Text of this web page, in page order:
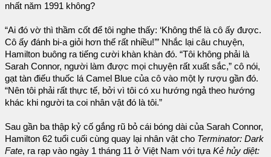
nhất năm 1991 không?
“Ai đó vờ thì thầm cốt để tôi nghe thấy: ‘Không thể là cô ấy được.
Cô ấy đánh bi-a giỏi hơn thế rất nhiều!’” Nhắc lại câu chuyện,
Hamilton buông ra tiếng cười khàn khàn đó. “Tôi không phải là
Sarah Connor, người làm được mọi chuyện rất xuất sắc,” cô nói,
gạt tàn điếu thuốc lá Camel Blue của cô vào một ly rượu gần đó.
“Nên tôi phải rất thực tế, bởi vì tôi có xu hướng ngả theo hướng
khác khi người ta coi nhân vật đó là tôi.”
Sau gần ba thập kỷ cố gắng rũ bỏ cái bóng dài của Sarah Connor,
Hamilton 62 tuổi cuối cùng quay lại nhân vật cho Terminator: Dark
Fate, ra rạp vào ngày 1 tháng 11 ở Việt Nam với tựaKẻ hủy diệt: